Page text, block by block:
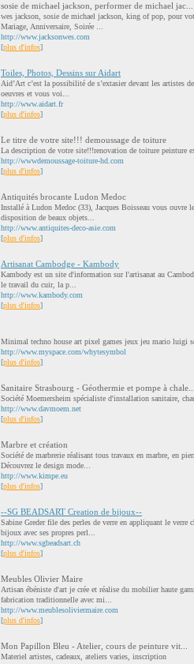
sosie de michael jackson, performer de michael jac...
wes jackson, sosie de michael jackson, king of pop, pour
Mariage, Anniversaire, Soirée ...
http://www.jacksonwes.com
[plus d'infos]
Toiles, Photos, Dessins sur Aidart
Aid’Art c’est la possibilité de s’extasier devant les artistes
oeuvres et vous voi...
http://www.aidart.fr
[plus d'infos]
Le titre de votre site!!! demoussage de toiture
La description de votre site!!!renovation de toiture peinture
http://wwwdemoussage-toiture-hd.com
[plus d'infos]
Antiquités brocante Ludon Medoc
Installé à Ludon Medoc (33), Jacques Boisseau vous ouvre
disposition de beaux objets...
http://www.antiquites-deco-asie.com
[plus d'infos]
Artisanat Cambodge - Kambody
Kambody est un site d'information sur l'artisanat au
le travail du cuir, la p...
http://www.kambody.com
[plus d'infos]
Minimal techno house art pixel games jeux jeu mario luigi
http://www.myspace.com/whytesymbol
[plus d'infos]
Sanitaire Strasbourg - Géothermie et pompe à chale...
Société Moemersheim spécialiste d'installation sanitaire,
http://www.davmoem.net
[plus d'infos]
Marbre et création
Société de marbrerie réalisant tous travaux en marbre, en
Découvrez le design mode...
http://www.kimpe.eu
[plus d'infos]
--SG BEADSART Creation de bijoux--
Sabine Greder file des perles de verre en appliquant le
bijoux avec ses propres perl...
http://www.sgbeadsart.ch
[plus d'infos]
Meubles Olivier Maire
Artisan ébéniste d'art je crée et réalise du mobilier haute
fabrication traditionnelle avec mi...
http://www.meublesoliviermaire.com
[plus d'infos]
Mon Papillon Bleu - Atelier, cours de peinture vit...
Materiel artistes, cadeaux, ateliers varies, inscription